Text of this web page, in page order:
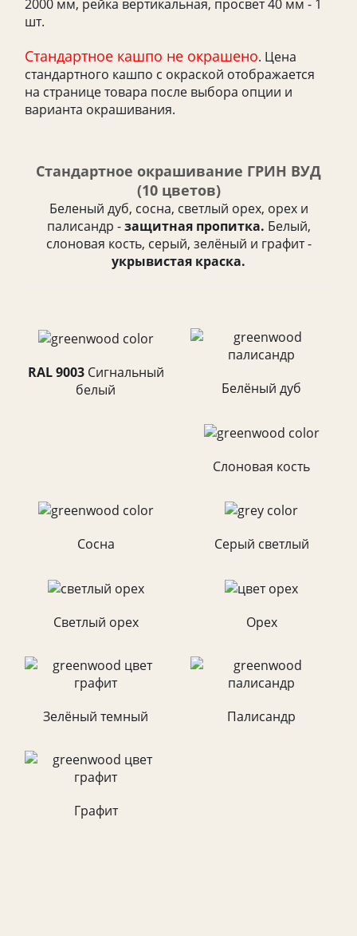
2000 мм, рейка вертикальная, просвет 40 мм - 1
шт.
Стандартное кашпо не окрашено. Цена
стандартного кашпо с окраской отображается
на странице товара после выбора опции и
варианта окрашивания.
Стандартное окрашивание ГРИН ВУД
(10 цветов)
Беленый дуб, сосна, светлый орех, орех и
палисандр -защитная пропитка. Белый,
слоновая кость, серый, зелёный и графит -
укрывистая краска.
RAL 9003Cигнальный
белый
Белёный дуб
Слоновая кость
Сосна Серый светлый
Светлый орех Орех
Зелёный темный Палисандр
Графит